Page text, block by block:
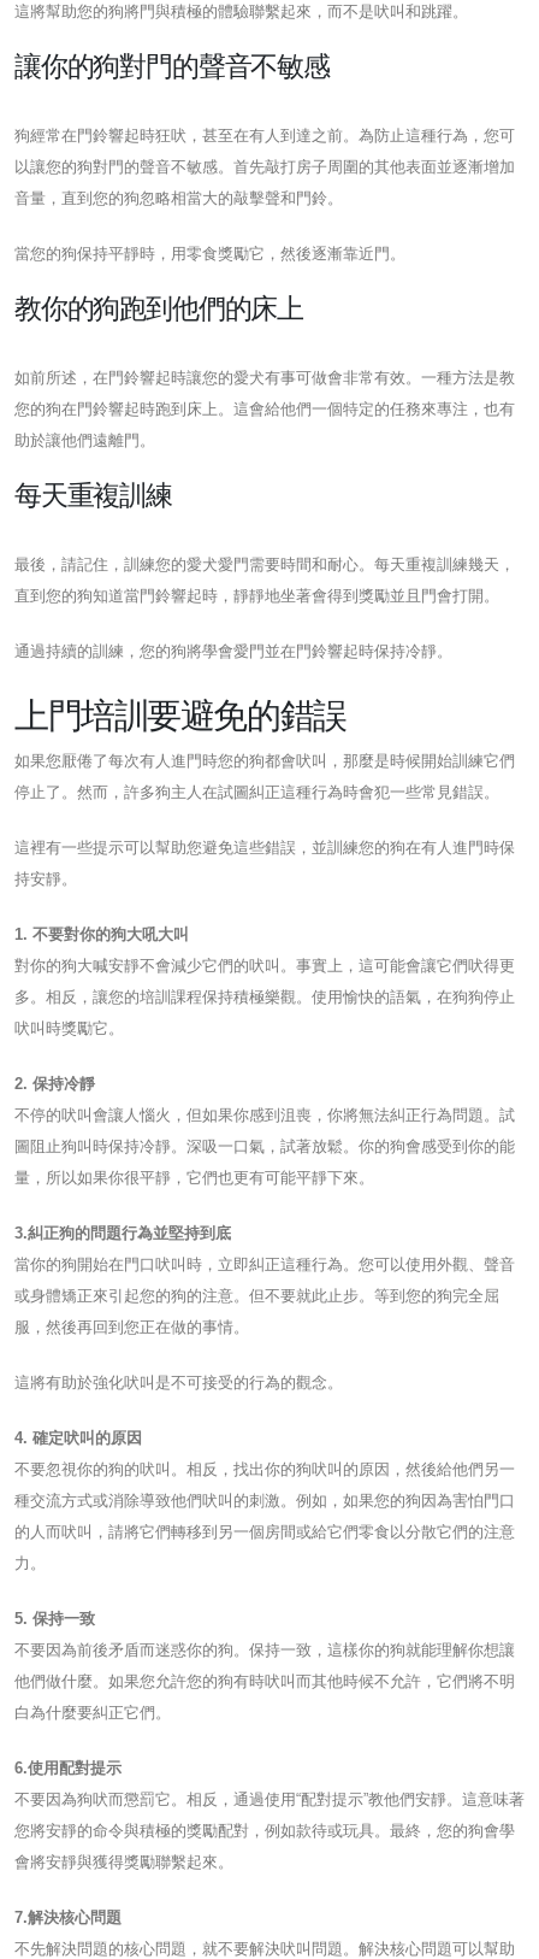
這將幫助您的狗將門與積極的體驗聯繫起來，而不是吠叫和跳躍。
讓你的狗對門的聲音不敏感
狗經常在門鈴響起時狂吠，甚至在有人到達之前。為防止這種行為，您可
以讓您的狗對門的聲音不敏感。首先敲打房子周圍的其他表面並逐漸增加
音量，直到您的狗忽略相當大的敲擊聲和門鈴。
當您的狗保持平靜時，用零食獎勵它，然後逐漸靠近門。
教你的狗跑到他們的床上
如前所述，在門鈴響起時讓您的愛犬有事可做會非常有效。一種方法是教
您的狗在門鈴響起時跑到床上。這會給他們一個特定的任務來專注，也有
助於讓他們遠離門。
每天重複訓練
最後，請記住，訓練您的愛犬愛門需要時間和耐心。每天重複訓練幾天，
直到您的狗知道當門鈴響起時，靜靜地坐著會得到獎勵並且門會打開。
通過持續的訓練，您的狗將學會愛門並在門鈴響起時保持冷靜。
上門培訓要避免的錯誤
如果您厭倦了每次有人進門時您的狗都會吠叫，那麼是時候開始訓練它們
停止了。然而，許多狗主人在試圖糾正這種行為時會犯一些常見錯誤。
這裡有一些提示可以幫助您避免這些錯誤，並訓練您的狗在有人進門時保
持安靜。
1. 不要對你的狗大吼大叫
對你的狗大喊安靜不會減少它們的吠叫。事實上，這可能會讓它們吠得更
多。相反，讓您的培訓課程保持積極樂觀。使用愉快的語氣，在狗狗停止
吠叫時獎勵它。
2. 保持冷靜
不停的吠叫會讓人惱火，但如果你感到沮喪，你將無法糾正行為問題。試
圖阻止狗叫時保持冷靜。深吸一口氣，試著放鬆。你的狗會感受到你的能
量，所以如果你很平靜，它們也更有可能平靜下來。
3.糾正狗的問題行為並堅持到底
當你的狗開始在門口吠叫時，立即糾正這種行為。您可以使用外觀、聲音
或身體矯正來引起您的狗的注意。但不要就此止步。等到您的狗完全屈
服，然後再回到您正在做的事情。
這將有助於強化吠叫是不可接受的行為的觀念。
4. 確定吠叫的原因
不要忽視你的狗的吠叫。相反，找出你的狗吠叫的原因，然後給他們另一
種交流方式或消除導致他們吠叫的刺激。例如，如果您的狗因為害怕門口
的人而吠叫，請將它們轉移到另一個房間或給它們零食以分散它們的注意
力。
5. 保持一致
不要因為前後矛盾而迷惑你的狗。保持一致，這樣你的狗就能理解你想讓
他們做什麼。如果您允許您的狗有時吠叫而其他時候不允許，它們將不明
白為什麼要糾正它們。
6.使用配對提示
不要因為狗吠而懲罰它。相反，通過使用“配對提示”教他們安靜。這意味著
您將安靜的命令與積極的獎勵配對，例如款待或玩具。最終，您的狗會學
會將安靜與獲得獎勵聯繫起來。
7.解決核心問題
不先解決問題的核心問題，就不要解決吠叫問題。解決核心問題可以幫助